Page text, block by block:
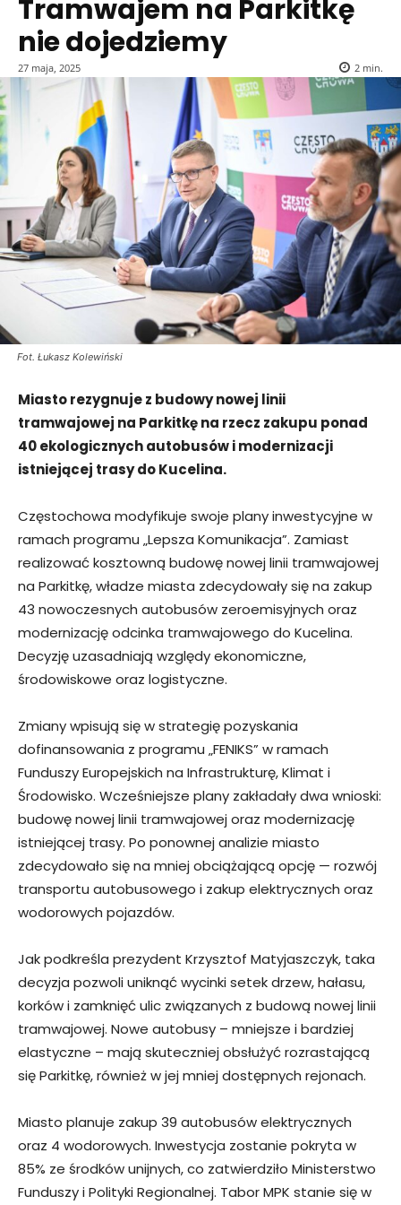
Tramwajem na Parkitkę
nie dojedziemy
27 maja, 2025 2 min.
Fot. Łukasz Kolewiński
Miasto rezygnuje z budowy nowej linii
tramwajowej na Parkitkę na rzecz zakupu ponad
40 ekologicznych autobusów i modernizacji
istniejącej trasy do Kucelina.
Częstochowa modyfikuje swoje plany inwestycyjne w
ramach programu „Lepsza Komunikacja”. Zamiast
realizować kosztowną budowę nowej linii tramwajowej
na Parkitkę, władze miasta zdecydowały się na zakup
43 nowoczesnych autobusów zeroemisyjnych oraz
modernizację odcinka tramwajowego do Kucelina.
Decyzję uzasadniają względy ekonomiczne,
środowiskowe oraz logistyczne.
Zmiany wpisują się w strategię pozyskania
dofinansowania z programu „FENIKS” w ramach
Funduszy Europejskich na Infrastrukturę, Klimat i
Środowisko. Wcześniejsze plany zakładały dwa wnioski:
budowę nowej linii tramwajowej oraz modernizację
istniejącej trasy. Po ponownej analizie miasto
zdecydowało się na mniej obciążającą opcję — rozwój
transportu autobusowego i zakup elektrycznych oraz
wodorowych pojazdów.
Jak podkreśla prezydent Krzysztof Matyjaszczyk, taka
decyzja pozwoli uniknąć wycinki setek drzew, hałasu,
korków i zamknięć ulic związanych z budową nowej linii
tramwajowej. Nowe autobusy – mniejsze i bardziej
elastyczne – mają skuteczniej obsłużyć rozrastającą
się Parkitkę, również w jej mniej dostępnych rejonach.
Miasto planuje zakup 39 autobusów elektrycznych
oraz 4 wodorowych. Inwestycja zostanie pokryta w
85% ze środków unijnych, co zatwierdziło Ministerstwo
Funduszy i Polityki Regionalnej. Tabor MPK stanie się w